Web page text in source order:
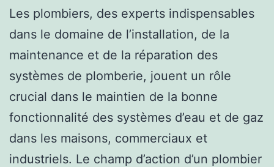
Les plombiers, des experts indispensables
dans le domaine de l’installation, de la
maintenance et de la réparation des
systèmes de plomberie, jouent un rôle
crucial dans le maintien de la bonne
fonctionnalité des systèmes d’eau et de gaz
dans les maisons, commerciaux et
industriels. Le champ d’action d’un plombier